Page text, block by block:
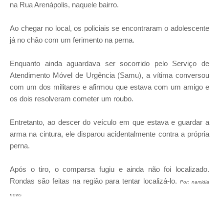
na Rua Arenápolis, naquele bairro.
Ao chegar no local, os policiais se encontraram o adolescente
já no chão com um ferimento na perna.
Enquanto ainda aguardava ser socorrido pelo Serviço de
Atendimento Móvel de Urgência (Samu), a vítima conversou
com um dos militares e afirmou que estava com um amigo e
os dois resolveram cometer um roubo.
Entretanto, ao descer do veículo em que estava e guardar a
arma na cintura, ele disparou acidentalmente contra a própria
perna.
Após o tiro, o comparsa fugiu e ainda não foi localizado.
Rondas são feitas na região para tentar localizá-lo.Por: namidia
news